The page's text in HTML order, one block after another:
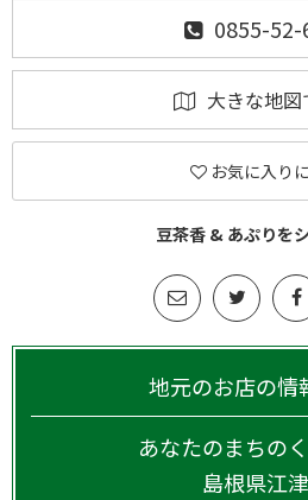
0855-52-
大きな地図
お気に入り
豆茶香 & あぷりを
地元のお店の情
あなたのまちの
島根県江